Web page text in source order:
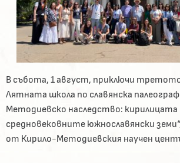
В събота, 1 август, приключи
Лятната школа по славянска
Методиевско наследство: кирилицата
средновековните южнославянски
от Кирило-Методиевския научен